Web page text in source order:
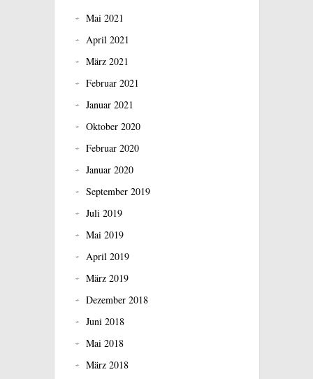
Mai 2021
April 2021
März 2021
Februar 2021
Januar 2021
Oktober 2020
Februar 2020
Januar 2020
September 2019
Juli 2019
Mai 2019
April 2019
März 2019
Dezember 2018
Juni 2018
Mai 2018
März 2018